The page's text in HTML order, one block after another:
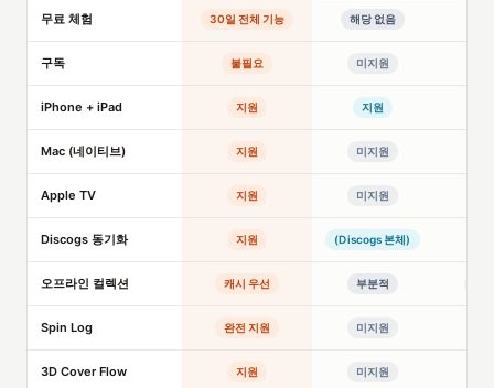
무료 체험 30일 전체 기능 해당 없음
구독 불필요 미지원
iPhone + iPad 지원 지원
Mac (네이티브) 지원 미지원
Apple TV 지원 미지원
Discogs 동기화 지원 (Discogs 본체)
오프라인 컬렉션 캐시 우선 부분적
Spin Log 완전 지원 미지원
3D Cover Flow 지원 미지원